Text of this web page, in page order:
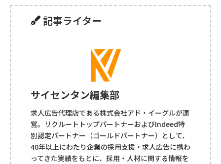
記事ライター
サイセンタン編集部
求人広告代理店である株式会社アド・イーグルが運
営。リクルートトップパートナーおよびIndeed特
別認定パートナー（ゴールドパートナー）として、
40年以上にわたり企業の採用支援・求人広告に携わ
ってきた実績をもとに、採用・人材に関する情報を